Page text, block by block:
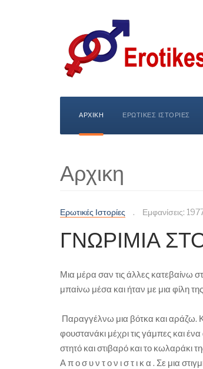
ΑΡΧΙΚΗ ΕΡΩΤΙΚΕΣ ΙΣΤΟΡΙΕΣ
Αρχικη
Ερωτικές Ιστορίες Εμφανίσεις:
ΓΝΩΡΙΜΙΑ
Μια μέρα σαν τις άλλες κατεβαίνω
μπαίνω μέσα και ήταν με μια φίλη
Παραγγέλνω μια βότκα και αράζω.
φουστανάκι μέχρι τις γάμπες και
στητό και στιβαρό και το κωλαράκι
Α π ο σ υ ν τ ο ν ι σ τ ι κ α . Σε μια